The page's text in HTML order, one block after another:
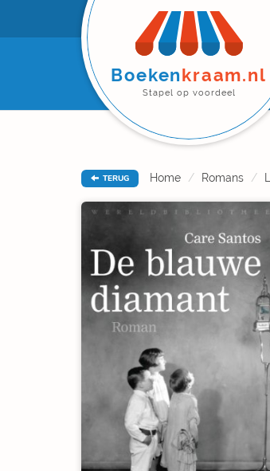
Boekenkraam.nl
Stapel op voordeel
TERUG Home Romans